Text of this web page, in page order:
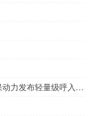
网络资讯：瞄准中小企业 美橙互联和芒果动力发布轻量级呼入客服电话机器人